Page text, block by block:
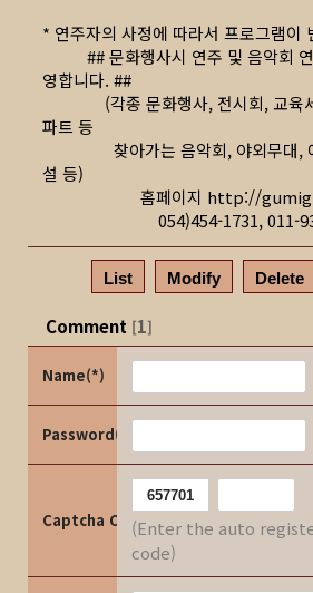
* 연주자의 사정에 따라서 프로그램이
## 문화행사시 연주 및 음악회 연
영합니다. ##
(각종 문화행사, 전시회, 교육세
파트 등
찾아가는 음악회, 야외무대, 예
설 등)
홈페이지 http://
054)454-1731, 011-
List Modify Delete
Comment [1]
Name(*)
Password(*)
Captcha Code(Enter the auto
code)